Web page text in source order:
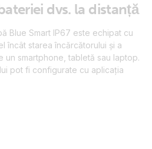
dvs. la distanță
Blue Smart IP67 este echipat cu
încât starea încărcătorului și a
smartphone, tabletă sau laptop.
pot fi configurate cu aplicația